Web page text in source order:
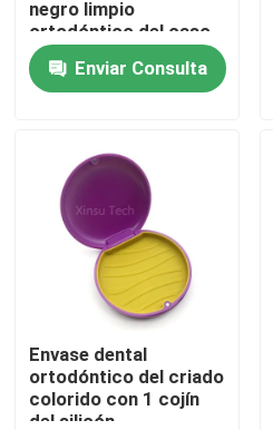
Productos
Viaje de la fábrica
Control de calidad
Éntrenos en contacto con
Pida una cita
negro limpio
ortodóntico del caso
Enviar Consulta
Envase dental
ortodóntico del criado
colorido con 1 cojín
del silicón